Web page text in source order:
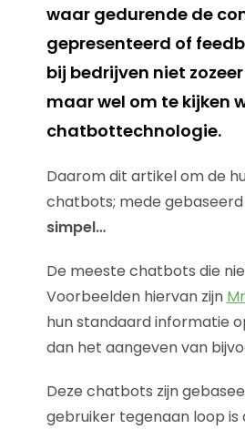
waar gedurende de
gepresenteerd of
bij bedrijven niet
maar wel om te kijken
chatbottechnologie.
Daarom dit artikel om de
chatbots; mede
simpel…
De meeste chatbots die
Voorbeelden hiervan zijn
hun standaard informatie
dan het aangeven van
Deze chatbots zijn
gebruiker tegenaan loop